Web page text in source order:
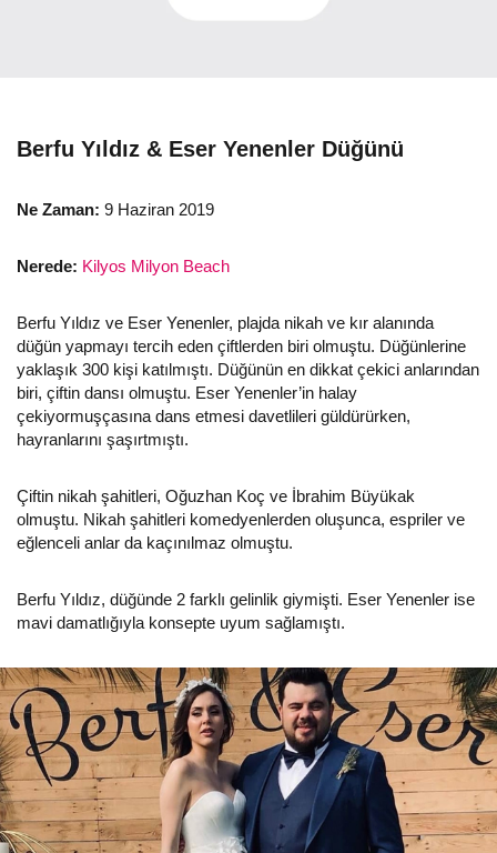
Berfu Yıldız & Eser Yenenler Düğünü
Ne Zaman: 9 Haziran 2019
Nerede: Kilyos Milyon Beach
Berfu Yıldız ve Eser Yenenler, plajda nikah ve kır alanında
düğün yapmayı tercih eden çiftlerden biri olmuştu. Düğünlerine
yaklaşık 300 kişi katılmıştı. Düğünün en dikkat çekici anlarından
biri, çiftin dansı olmuştu. Eser Yenenler’in halay
çekiyormuşçasına dans etmesi davetlileri güldürürken,
hayranlarını şaşırtmıştı.
Çiftin nikah şahitleri, Oğuzhan Koç ve İbrahim Büyükak
olmuştu. Nikah şahitleri komedyenlerden oluşunca, espriler ve
eğlenceli anlar da kaçınılmaz olmuştu.
Berfu Yıldız, düğünde 2 farklı gelinlik giymişti. Eser Yenenler ise
mavi damatlığıyla konsepte uyum sağlamıştı.